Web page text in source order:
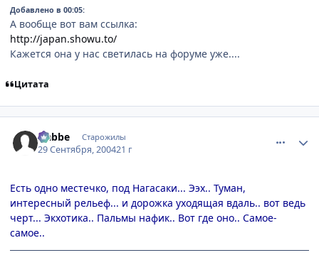
Добавлено в 00:05:
А вообще вот вам ссылка:
http://japan.showu.to/
Кажется она у нас светилась на форуме уже....
Цитата
Nabbe Старожилы
29 Сентября, 200421 г
Есть одно местечко, под Нагасаки... Ээх.. Туман,
интересный рельеф... и дорожка уходящая вдаль.. вот ведь
черт... Экхотика.. Пальмы нафик.. Вот где оно.. Самое-
самое..